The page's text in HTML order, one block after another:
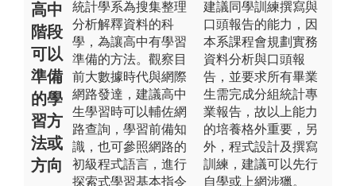
高中
階段
可以
準備
的學
習方
法或
方向
統計學系為搜集整理
分析解釋資料的科
學，為讓高中有學習
準備的方法。觀察目
前大數據時代與網際
網路發達，建議高中
生學習時可以輔佐網
路查詢，學習前備知
識，也可參照網路的
初級程式語言，進行
探索式學習基本指令
建議同學訓練撰寫與
口頭報告的能力，因
本系課程會規劃實務
資料分析與口頭報
告，並要求所有畢業
生需完成分組統計專
業報告，故以上能力
的培養格外重要，另
外，程式設計及撰寫
訓練，建議可以先行
自學或上網涉獵。